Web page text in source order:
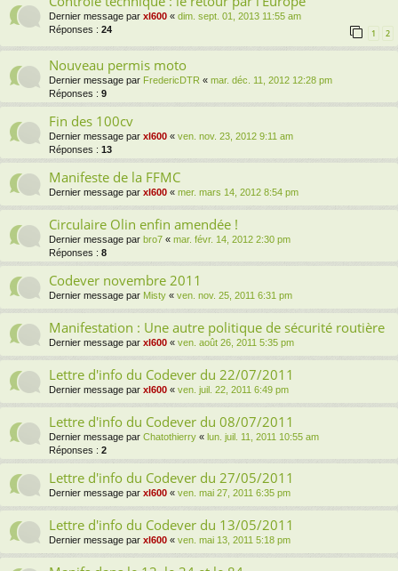
Dernier message par xl600 « dim. sept. 01, 2013 11:55 am
Réponses : 24 1 2
Nouveau permis moto
Dernier message par FredericDTR « mar. déc. 11, 2012 12:28 pm
Réponses : 9
Fin des 100cv
Dernier message par xl600 « ven. nov. 23, 2012 9:11 am
Réponses : 13
Manifeste de la FFMC
Dernier message par xl600 « mer. mars 14, 2012 8:54 pm
Circulaire Olin enfin amendée !
Dernier message par bro7 « mar. févr. 14, 2012 2:30 pm
Réponses : 8
Codever novembre 2011
Dernier message par Misty « ven. nov. 25, 2011 6:31 pm
Manifestation : Une autre politique de sécurité routière
Dernier message par xl600 « ven. août 26, 2011 5:35 pm
Lettre d'info du Codever du 22/07/2011
Dernier message par xl600 « ven. juil. 22, 2011 6:49 pm
Lettre d'info du Codever du 08/07/2011
Dernier message par Chatothierry « lun. juil. 11, 2011 10:55 am
Réponses : 2
Lettre d'info du Codever du 27/05/2011
Dernier message par xl600 « ven. mai 27, 2011 6:35 pm
Lettre d'info du Codever du 13/05/2011
Dernier message par xl600 « ven. mai 13, 2011 5:18 pm